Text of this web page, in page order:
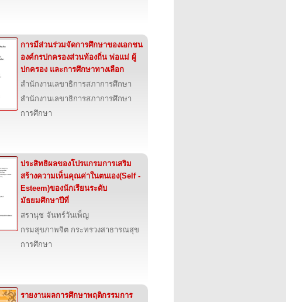
การมีส่วนร่วมจัดการศึกษาของเอกชน
องค์กรปกครองส่วนท้องถิ่น พ่อแม่ ผู้
ปกครอง และการศึกษาทางเลือก
สำนักงานเลขาธิการสภาการศึกษา
สำนักงานเลขาธิการสภาการศึกษา
การศึกษา
ประสิทธิผลของโปรแกรมการเสริม
สร้างความเห็นคุณค่าในตนเอง(Self -
Esteem)ของนักเรียนระดับ
มัธยมศึกษาปีที่
สรานุช จันทร์วันเพ็ญ
กรมสุขภาพจิต กระทรวงสาธารณสุข
การศึกษา
รายงานผลการศึกษาพฤติกรรมการ